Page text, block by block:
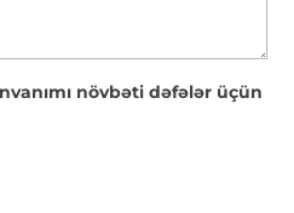
növbəti dəfələr üçün